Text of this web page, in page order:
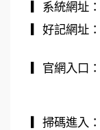
▎系統網址：
▎好記網址：
▎官網入口：
▎掃碼進入：